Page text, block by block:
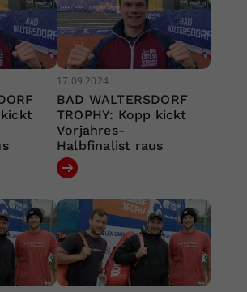
kickt
17.09.2024
BAD WALTERSDORF
TROPHY: Kopp kickt
Vorjahres-
Halbfinalist raus